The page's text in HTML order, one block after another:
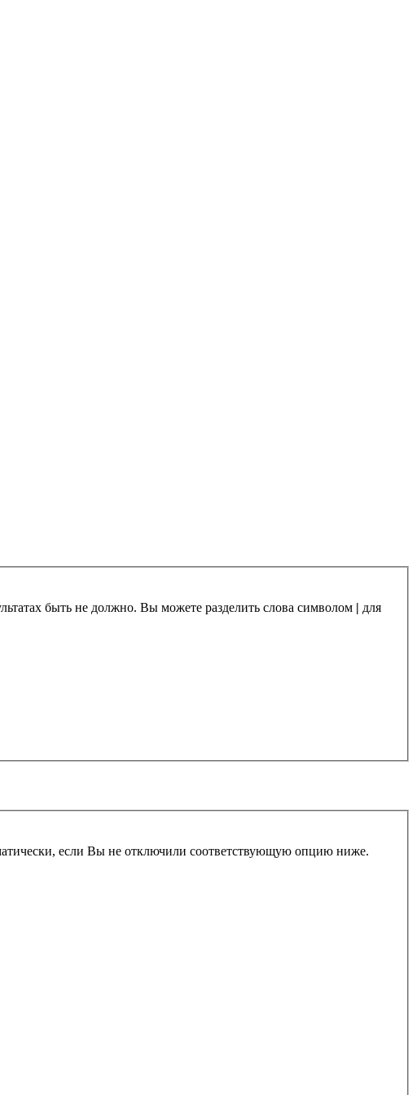
быть не должно. Вы можете разделить слова символом | для
если Вы не отключили соответствующую опцию ниже.